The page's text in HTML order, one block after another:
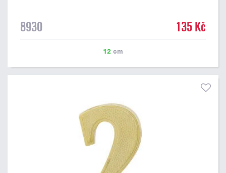
8930 135 Kč
12 cm